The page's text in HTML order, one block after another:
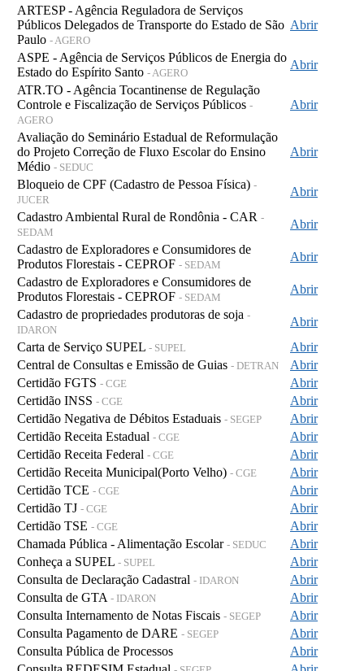
ARTESP - Agência Reguladora de Serviços
Públicos Delegados de Transporte do Estado de São
Paulo - AGERO
Abrir
ASPE - Agência de Serviços Públicos de Energia do
Estado do Espírito Santo - AGERO
Abrir
ATR.TO - Agência Tocantinense de Regulação
Controle e Fiscalização de Serviços Públicos -
AGERO
Abrir
Avaliação do Seminário Estadual de Reformulação
do Projeto Correção de Fluxo Escolar do Ensino
Médio - SEDUC
Abrir
Bloqueio de CPF (Cadastro de Pessoa Física) -
JUCER
Abrir
Cadastro Ambiental Rural de Rondônia - CAR -
SEDAM
Abrir
Cadastro de Exploradores e Consumidores de
Produtos Florestais - CEPROF - SEDAM
Abrir
Cadastro de Exploradores e Consumidores de
Produtos Florestais - CEPROF - SEDAM
Abrir
Cadastro de propriedades produtoras de soja -
IDARON
Abrir
Carta de Serviço SUPEL - SUPEL
Abrir
Central de Consultas e Emissão de Guias - DETRAN
Abrir
Certidão FGTS - CGE
Abrir
Certidão INSS - CGE
Abrir
Certidão Negativa de Débitos Estaduais - SEGEP
Abrir
Certidão Receita Estadual - CGE
Abrir
Certidão Receita Federal - CGE
Abrir
Certidão Receita Municipal(Porto Velho) - CGE
Abrir
Certidão TCE - CGE
Abrir
Certidão TJ - CGE
Abrir
Certidão TSE - CGE
Abrir
Chamada Pública - Alimentação Escolar - SEDUC
Abrir
Conheça a SUPEL - SUPEL
Abrir
Consulta de Declaração Cadastral - IDARON
Abrir
Consulta de GTA - IDARON
Abrir
Consulta Internamento de Notas Fiscais - SEGEP
Abrir
Consulta Pagamento de DARE - SEGEP
Abrir
Consulta Pública de Processos
Abrir